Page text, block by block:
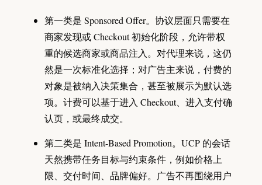
第一类是 Sponsored Offer。协议层面只需要在
商家发现或 Checkout 初始化阶段，允许带权
重的候选商家或商品注入。对代理来说，这仍
然是一次标准化选择；对广告主来说，付费的
对象是被纳入决策集合，甚至被展示为默认选
项。计费可以基于进入 Checkout、进入支付确
认页，或最终成交。
第二类是 Intent-Based Promotion。UCP 的会话
天然携带任务目标与约束条件，例如价格上
限、交付时间、品牌偏好。广告不再围绕用户